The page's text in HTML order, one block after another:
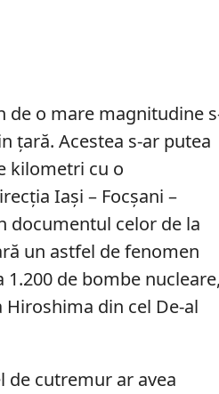
de o mare magnitudine
țară. Acestea s-ar putea
kilometri cu o
Iași – Focșani –
documentul celor de la
un astfel de fenomen
1.200 de bombe nucleare,
din cel De-al
de cutremur ar avea